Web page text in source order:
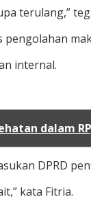
terulang,”
pengolahan
internal.
dalam
DPRD
kata Fitria.